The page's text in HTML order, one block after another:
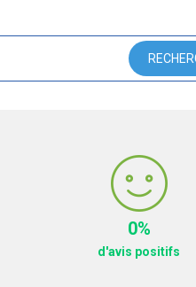
0%
d'avis positifs